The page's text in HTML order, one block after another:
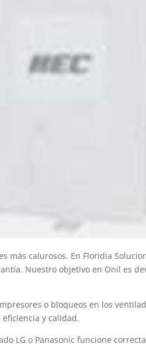
calurosos. En Floridia
Nuestro objetivo en Onil es
o bloqueos en los
y calidad.
LG o Panasonic funcione